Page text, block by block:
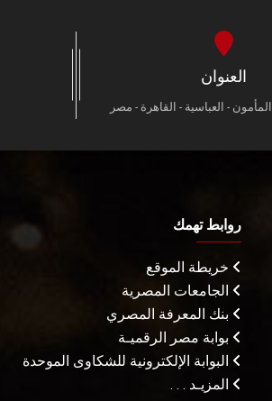
العنوان
- العباسية - القاهرة - مصر
روابط تهمك
خريطة الموقع
الجامعات المصرية
بنك المعرفة المصري
بوابة مصر الرقميـة
البوابة الإلكترونية للشكاوى الموحدة
المزيـد . . .